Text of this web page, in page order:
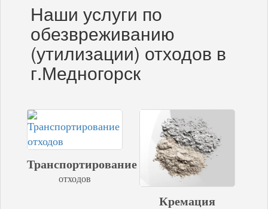
Наши услуги по
обезвреживанию
(утилизации) отходов в
г.Медногорск
Транспортирование
отходов
Кремация